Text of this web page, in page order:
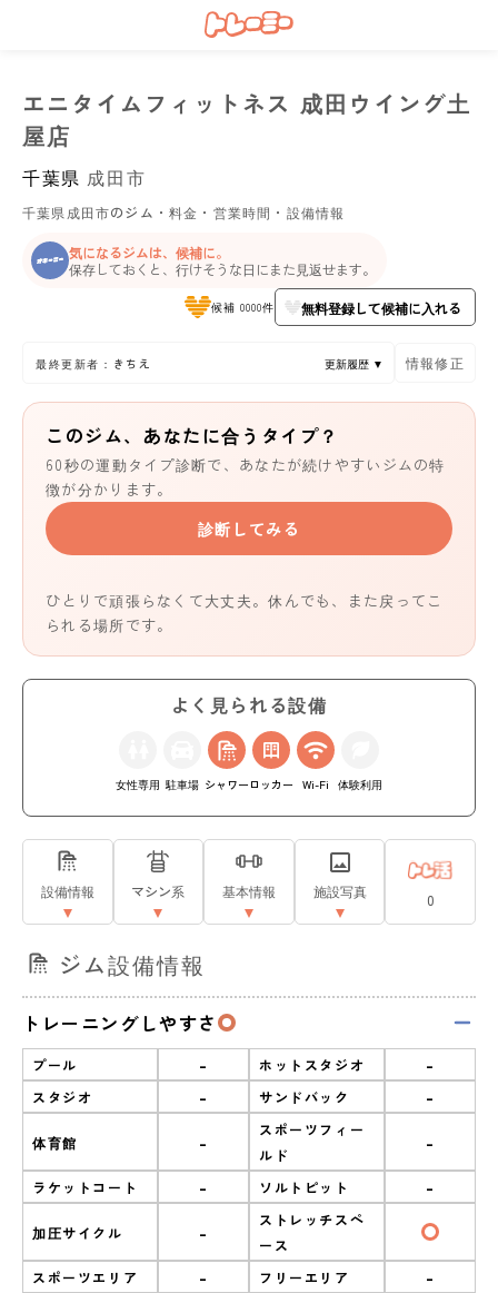
エニタイムフィットネス 成田ウイング土
屋店
千葉県 成田市
千葉県成田市のジム・料金・営業時間・設備情報
気になるジムは、候補に。
保存しておくと、行けそうな日にまた見返せます。
候補 0000件 無料登録して候補に入れる
最終更新者：きちえ 更新履歴 ▼ 情報修正
このジム、あなたに合うタイプ？
60秒の運動タイプ診断で、あなたが続けやすいジムの特
徴が分かります。
診断してみる
ひとりで頑張らなくて大丈夫。休んでも、また戻ってこ
られる場所です。
よく見られる設備
女性専用 駐車場 シャワー ロッカー Wi-Fi 体験利用
設備情報 マシン系 基本情報 施設写真 0
ジム設備情報
トレーニングしやすさ
プール - ホットスタジオ -
スタジオ - サンドバック -
体育館 -
スポーツフィー
ルド
-
ラケットコート - ソルトピット -
加圧サイクル -
ストレッチスペ
ース
スポーツエリア
- フリーエリア -